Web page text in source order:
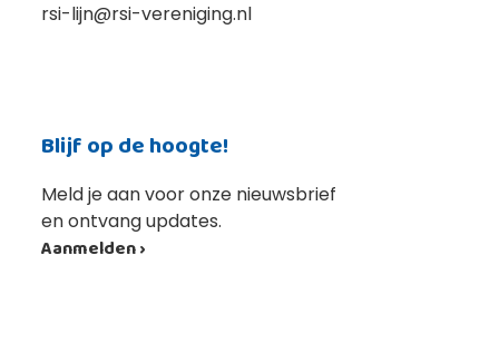
rsi-lijn@rsi-vereniging.nl
Blijf op de hoogte!
Meld je aan voor onze nieuwsbrief
en ontvang updates.
Aanmelden ›